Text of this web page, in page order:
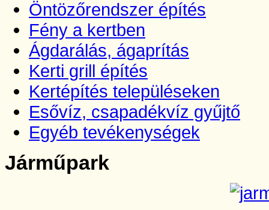
Öntözőrendszer építés
Fény a kertben
Ágdarálás, ágaprítás
Kerti grill építés
Kertépítés településeken
Esővíz, csapadékvíz gyűjtő
Egyéb tevékenységek
Járműpark